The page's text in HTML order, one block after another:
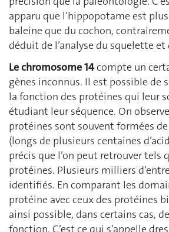
apparu que l’hippopotame est
baleine que du cochon,
déduit de l’analyse du squelette et
Le chromosome 14compte un
gènes inconnus. Il est possible de
la fonction des protéines qui leur
étudiant leur séquence. On
protéines sont souvent formées
(longs de plusieurs centaines
précis que l’on peut retrouver tels
protéines. Plusieurs milliers
identifiés. En comparant les
protéine avec ceux des protéines
ainsi possible, dans certains cas,
fonction. C’est ce qui s’appelle